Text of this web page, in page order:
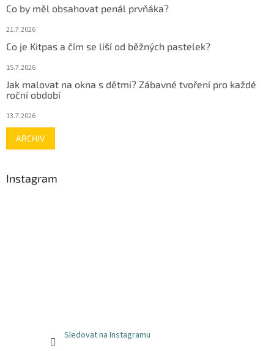
Co by měl obsahovat penál prvňáka?
21.7.2026
Co je Kitpas a čím se liší od běžných pastelek?
15.7.2026
Jak malovat na okna s dětmi? Zábavné tvoření pro každé
roční období
13.7.2026
ARCHIV
Instagram
Sledovat na Instagramu